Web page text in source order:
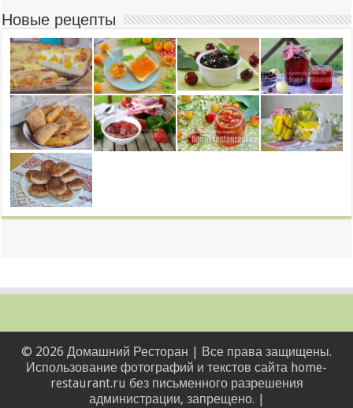
Новые рецепты
© 2026 Домашний Ресторан | Все права защищены.
Использование фотографий и текстов сайта home-
restaurant.ru без письменного разрешения
администрации, запрещено. |